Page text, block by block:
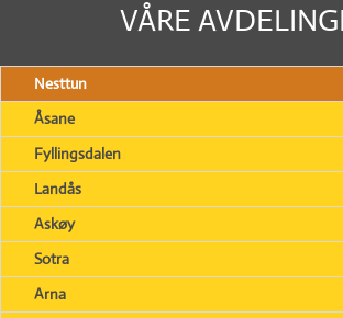
VÅRE
Nesttun
Åsane
Fyllingsdalen
Landås
Askøy
Sotra
Arna